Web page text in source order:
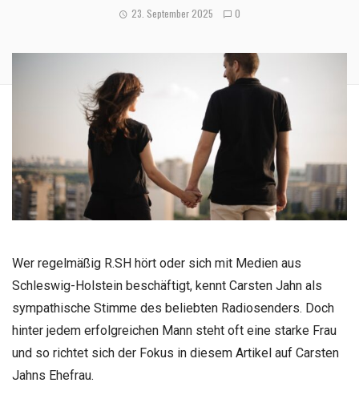
23. September 2025 0
Wer regelmäßig R.SH hört oder sich mit Medien aus
Schleswig-Holstein beschäftigt, kennt Carsten Jahn als
sympathische Stimme des beliebten Radiosenders. Doch
hinter jedem erfolgreichen Mann steht oft eine starke Frau
und so richtet sich der Fokus in diesem Artikel auf Carsten
Jahns Ehefrau.